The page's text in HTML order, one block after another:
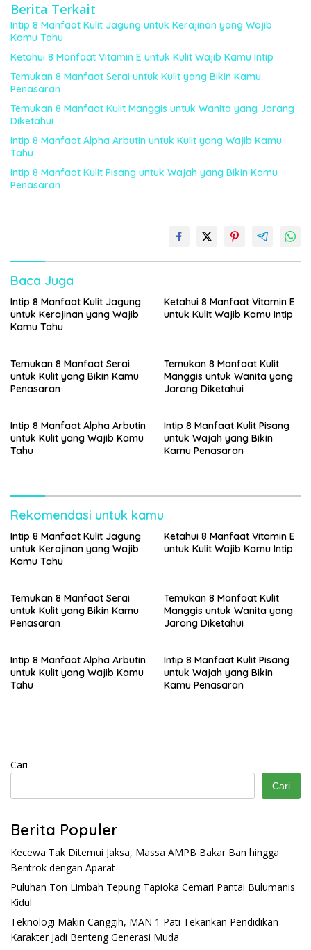
Berita Terkait
Intip 8 Manfaat Kulit Jagung untuk Kerajinan yang Wajib
Kamu Tahu
Ketahui 8 Manfaat Vitamin E untuk Kulit Wajib Kamu Intip
Temukan 8 Manfaat Serai untuk Kulit yang Bikin Kamu
Penasaran
Temukan 8 Manfaat Kulit Manggis untuk Wanita yang Jarang
Diketahui
Intip 8 Manfaat Alpha Arbutin untuk Kulit yang Wajib Kamu
Tahu
Intip 8 Manfaat Kulit Pisang untuk Wajah yang Bikin Kamu
Penasaran
Baca Juga
Intip 8 Manfaat Kulit Jagung
untuk Kerajinan yang Wajib
Kamu Tahu
Ketahui 8 Manfaat Vitamin E
untuk Kulit Wajib Kamu Intip
Temukan 8 Manfaat Serai
untuk Kulit yang Bikin Kamu
Penasaran
Temukan 8 Manfaat Kulit
Manggis untuk Wanita yang
Jarang Diketahui
Intip 8 Manfaat Alpha Arbutin
untuk Kulit yang Wajib Kamu
Tahu
Intip 8 Manfaat Kulit Pisang
untuk Wajah yang Bikin
Kamu Penasaran
Rekomendasi untuk kamu
Intip 8 Manfaat Kulit Jagung
untuk Kerajinan yang Wajib
Kamu Tahu
Ketahui 8 Manfaat Vitamin E
untuk Kulit Wajib Kamu Intip
Temukan 8 Manfaat Serai
untuk Kulit yang Bikin Kamu
Penasaran
Temukan 8 Manfaat Kulit
Manggis untuk Wanita yang
Jarang Diketahui
Intip 8 Manfaat Alpha Arbutin
untuk Kulit yang Wajib Kamu
Tahu
Intip 8 Manfaat Kulit Pisang
untuk Wajah yang Bikin
Kamu Penasaran
Cari
Cari
Berita Populer
Kecewa Tak Ditemui Jaksa, Massa AMPB Bakar Ban hingga
Bentrok dengan Aparat
Puluhan Ton Limbah Tepung Tapioka Cemari Pantai Bulumanis
Kidul
Teknologi Makin Canggih, MAN 1 Pati Tekankan Pendidikan
Karakter Jadi Benteng Generasi Muda